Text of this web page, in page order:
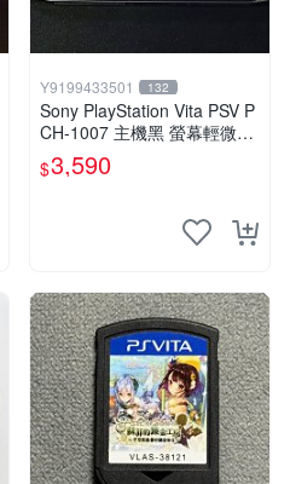
Y9199433501 132
Sony PlayStation Vita PSV P
CH-1007 主機黑 螢幕輕微老
化 可安裝遊戲 系統3.74書
$3,590